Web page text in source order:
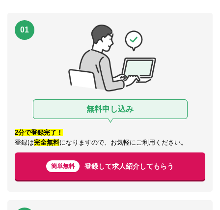
01
無料申し込み
2分で登録完了！
登録は完全無料になりますので、お気軽にご利用ください。
簡単無料 登録して求人紹介してもらう